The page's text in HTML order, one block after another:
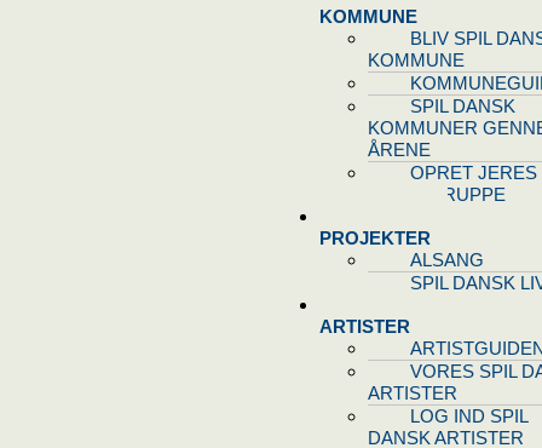
KOMMUNE
BLIV SPIL
KOMMUNE
SPIL DANSK
KOMMUNER
ÅRENE
OPRET JERES
STYREGRUPPE
PROJEKTER
ALSANG
SPIL DANSK
ARTISTER
VORES SPIL
ARTISTER
LOG IND SPIL
DANSK ARTISTER